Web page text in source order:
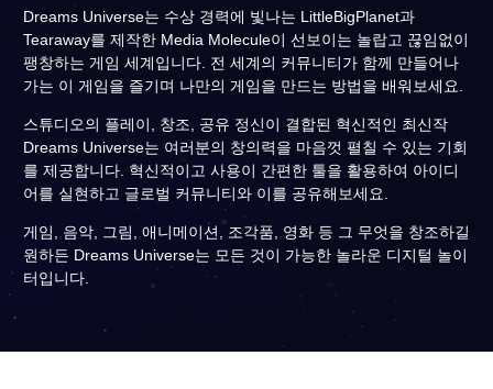
Dreams Universe는 수상 경력에 빛나는 LittleBigPlanet과
Tearaway를 제작한 Media Molecule이 선보이는 놀랍고 끊임없이
팽창하는 게임 세계입니다. 전 세계의 커뮤니티가 함께 만들어나
가는 이 게임을 즐기며 나만의 게임을 만드는 방법을 배워보세요.
스튜디오의 플레이, 창조, 공유 정신이 결합된 혁신적인 최신작
Dreams Universe는 여러분의 창의력을 마음껏 펼칠 수 있는 기회
를 제공합니다. 혁신적이고 사용이 간편한 툴을 활용하여 아이디
어를 실현하고 글로벌 커뮤니티와 이를 공유해보세요.
게임, 음악, 그림, 애니메이션, 조각품, 영화 등 그 무엇을 창조하길
원하든 Dreams Universe는 모든 것이 가능한 놀라운 디지털 놀이
터입니다.